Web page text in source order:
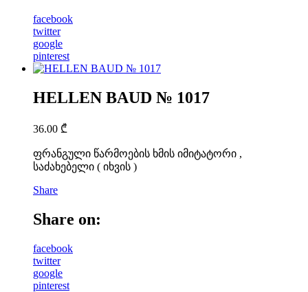
facebook
twitter
google
pinterest
HELLEN BAUD № 1017
36.00 ₾
ფრანგული წარმოების ხმის იმიტატორი ,
საძახებელი ( იხვის )
Share
Share on:
facebook
twitter
google
pinterest